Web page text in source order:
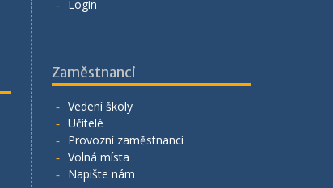
Login
Zaměstnanci
Vedení školy
Učitelé
Provozní zaměstnanci
Volná místa
Napište nám